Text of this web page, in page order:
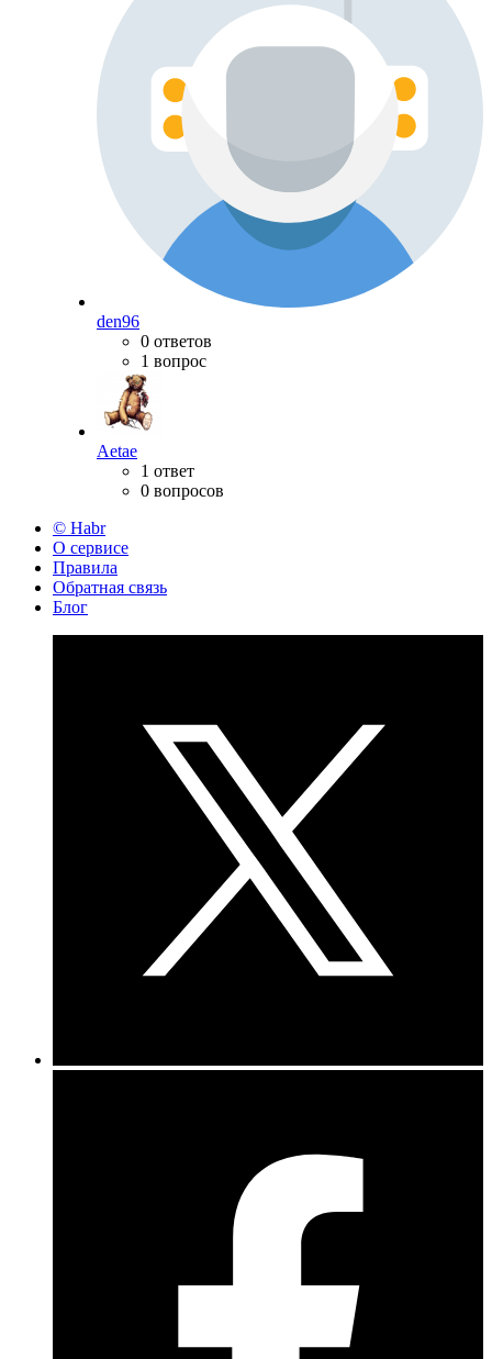
den96
0 ответов
1 вопрос
Aetae
1 ответ
0 вопросов
© Habr
О сервисе
Правила
Обратная связь
Блог